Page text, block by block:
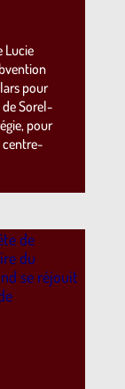
Lucie
pour
de Sorel-
pour
centre-